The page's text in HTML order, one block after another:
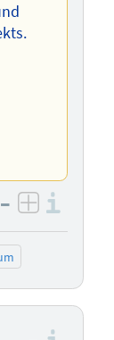
– positiv